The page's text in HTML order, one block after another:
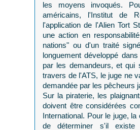
les moyens invoqués.
américains, l'Institut de
l'application de l'Alien Tort
une action en
nations" ou d'un traité
longuement développé
par les demandeurs, et qui
travers de l'ATS, le juge ne
demandée par les pêcheurs
Sur la piraterie, les
doivent être considérées
International. Pour le juge,
de déterminer s'il existe